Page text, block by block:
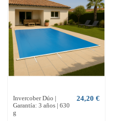
Invercober Dúo |
Garantía: 3 años | 630
g
24,20 €